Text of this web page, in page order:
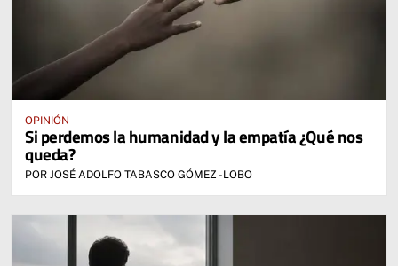
OPINIÓN
Si perdemos la humanidad y la empatía ¿Qué nos
queda?
POR JOSÉ ADOLFO TABASCO GÓMEZ -LOBO